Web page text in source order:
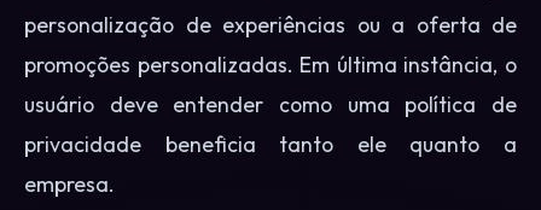
personalização de experiências ou a oferta de
promoções personalizadas. Em última instância, o
usuário deve entender como uma política de
privacidade beneficia tanto ele quanto a
empresa.